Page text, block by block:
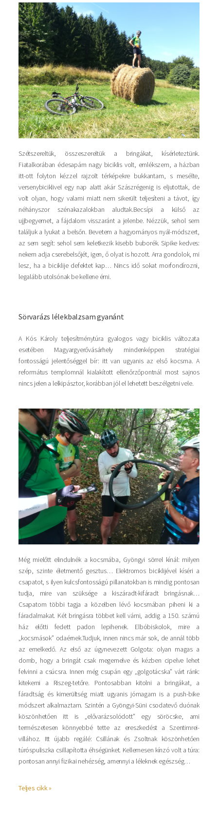
Szétszereltük, összeszereltük a bringákat, kísérleteztünk.
Fiatalkorában édesapám nagy biciklis volt, emlékszem, a házban
itt-ott folyton kézzel rajzolt térképekre bukkantam, s mesélte,
versenybiciklivel egy nap alatt akár Szászrégenig is eljutottak, de
volt olyan, hogy valami miatt nem sikerült teljesíteni a távot, így
néhányszor szénakazalokban aludtak.Becsípi a külső az
ujjbegyemet, a fájdalom visszaránt a jelenbe. Nézzük, sehol sem
találjuk a lyukat a belsőn. Bevetem a hagyományos nyál-módszert,
az sem segít: sehol sem keletkezik kisebb buborék. Sipike kedves:
nekem adja cserebelsőjét, igen, ő olyat is hozott. Arra gondolok, mi
lesz, ha a biciklije defektet kap… Nincs idő sokat morfondírozni,
legalább utolsónak be kellene érni.
Sörvarázs lélekbalzsam gyanánt
A Kós Károly teljesítménytúra gyalogos vagy biciklis változata
esetében Magyargyerővásárhely mindenképpen stratégiai
fontosságú jelentőséggel bír: itt van ugyanis az első kocsma. A
református templomnál kialakított ellenőrzőpontnál most sajnos
nincs jelen a lelkipásztor, korábban jól el lehetett beszélgetni vele.
Még mielőtt elindulnék a kocsmába, Gyöngyi sörrel kínál: milyen
szép, szinte életmentő gesztus… Elektromos biciklijével kíséri a
csapatot, s ilyen kulcsfontosságú pillanatokban is mindig pontosan
tudja, mire van szüksége a kiszáradt-kifáradt bringásnak…
Csapatom többi tagja a közelben lévő kocsmában piheni ki a
fáradalmakat. Két bringásra többet kell várni, addig a 150. számú
ház előtti fedett padon lepihenek. Elbóbiskolok, mire a
„kocsmások” odaérnek.Tudjuk, innen nincs már sok, de annál több
az emelkedő. Az első az úgynevezett Golgota: olyan magas a
domb, hogy a bringát csak megemelve és kézben cipelve lehet
felvinni a csúcsra. Innen még csupán egy „golgotácska” várt ránk:
kitekerni a Riszeg-tetőre. Pontosabban kitolni a bringákat, a
fáradtság és kimerültség miatt ugyanis jómagam is a push-bike
módszert alkalmaztam. Szintén a Gyöngyi-Süni csodatevő duónak
köszönhetően itt is „elővarázsolódott” egy söröcske, ami
természetesen könnyebbé tette az ereszkedést a Szentimrei-
villához. Itt újabb regálé: Csillának és Zsoltnak köszönhetően
túróspuliszka csillapította éhségünket. Kellemesen kínzó volt a túra:
pontosan annyi fizikai nehézség, amennyi a léleknek egészség…
Teljes cikk »